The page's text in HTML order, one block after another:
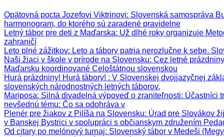
Opätovná pocta Jozefovi Viktrinovi: Slovenská samospráva
harmonogram, do ktorého sú zaradené pravidelne
Letný tábor pre deti z Maďarska: Už dlhé roky organizuje
zahraničí
Leto plné zážitkov: Leto a tábory patria nerozlučne k sebe.
Naši žiaci v škole v prírode na Slovensku: Cez letné
Maďarsku koordinované Celoštátnou slovenskou
Hurá prázdniny! Hurá tábory! : V Slovenskej dvojjazyčnej
slovenských národnostných letných táborov.
Mariposa: Silná divadelná výpoveď o zraniteľnosti: Účastníci
nevšednú tému: Čo sa odohráva v
Plenér pre žiakov z Pilíša na Slovensku: Úrad pre Slovákov
v Banskej Bystrici v spolupráci s občianskym združením
Od citary po melónový turnaj: Slovenský tábor v Medeši